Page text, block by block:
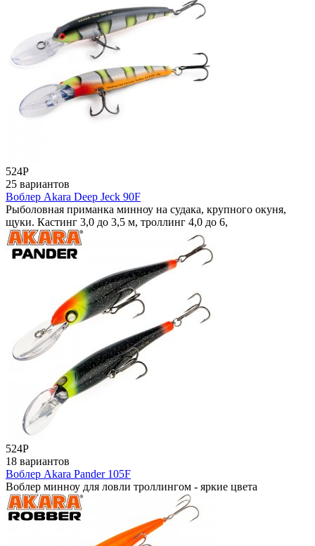
524Р
25 вариантов
Воблер Akara Deep Jeck 90F
Рыболовная приманка минноу на судака, крупного окуня,
щуки. Кастинг 3,0 до 3,5 м, троллинг 4,0 до 6,
524Р
18 вариантов
Воблер Akara Pander 105F
Воблер минноу для ловли троллингом - яркие цвета